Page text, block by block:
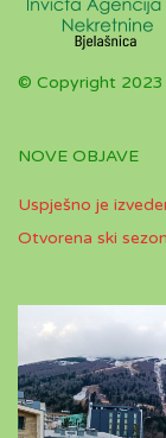
© Copyright 2023
NOVE OBJAVE
Uspješno je
Otvorena ski